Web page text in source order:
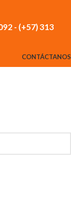
- (+57) 313
CONTÁCTANOS